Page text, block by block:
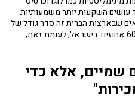
ש־28 אחוזים בלבד עושים השקעות יותר משמעותיות
שבארצות הברית זה סדר גודל של
50 אחוזים השקעה במיתוג, ובגרמניה 60 אחוזים. בישראל, לעומת זאת,
שמיים, אלא כדי